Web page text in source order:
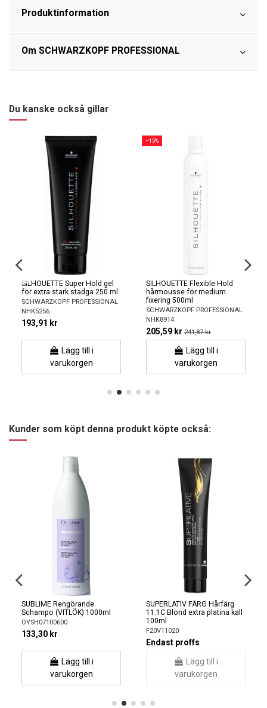
Produktinformation
Om SCHWARZKOPF PROFESSIONAL
Du kanske också gillar
SILHOUETTE Super Hold gel
för extra stark stadga 250 ml
SCHWARZKOPF PROFESSIONAL
NHK5256
193,91 kr
Lägg till i
varukorgen
−15%
SILHOUETTE Flexible Hold
hårmousse för medium
fixering 500ml
SCHWARZKOPF PROFESSIONAL
NHK8914
205,59 kr 241,87 kr
Lägg till i
varukorgen
Kunder som köpt denna produkt köpte också:
SUBLIME Rengörande
Schampo (VITLÖK) 1000ml
OYSH07100600
133,30 kr
Lägg till i
varukorgen
SUPERLATIV FÄRG Hårfärg
11.1C Blond extra platina kall
100ml
F20V11020
Endast proffs
Lägg till i
varukorgen